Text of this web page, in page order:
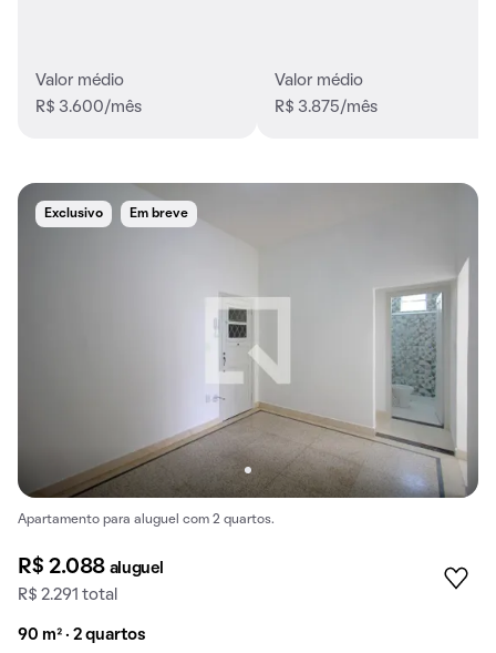
Valor médio
R$ 3.600/mês
Valor médio
R$ 3.875/mês
Exclusivo Em breve
Apartamento para aluguel com 2 quartos.
R$ 2.088 aluguel
R$ 2.291 total
90 m² · 2 quartos